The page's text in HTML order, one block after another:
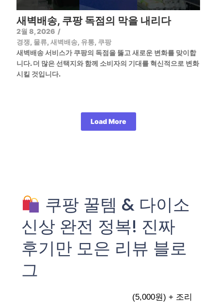
새벽배송, 쿠팡 독점의 막을 내리다
2월 8, 2026 /
경쟁, 물류, 새벽배송, 유통, 쿠팡
새벽배송 서비스가 쿠팡의 독점을 뚫고 새로운 변화를 맞이합
니다. 더 많은 선택지와 함께 소비자의 기대를 혁신적으로 변화
시킬 것입니다.
Load More
쿠팡 꿀템 & 다이소
신상 완전 정복! 진짜
후기만 모은 리뷰 블로
그
(5,000원) + 조리